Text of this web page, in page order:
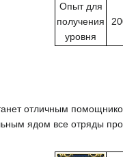
Опыт для
получения
уровня
отличным
ядом все отряды